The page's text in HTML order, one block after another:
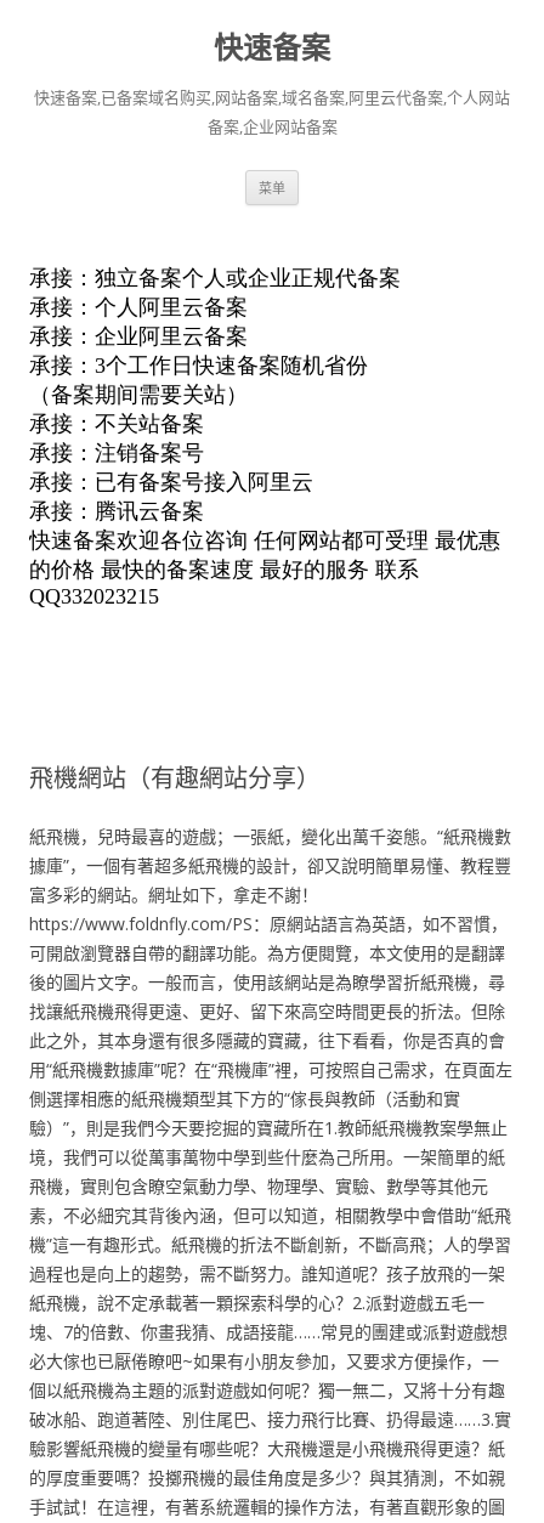
快速备案
快速备案,已备案域名购买,网站备案,域名备案,阿里云代备案,个人网站
备案,企业网站备案
菜单
飛機網站（有趣網站分享）
紙飛機，兒時最喜的遊戲；一張紙，變化出萬千姿態。“紙飛機數
據庫”，一個有著超多紙飛機的設計，卻又說明簡單易懂、教程豐
富多彩的網站。網址如下，拿走不謝！
https://www.foldnfly.com/PS：原網站語言為英語，如不習慣，
可開啟瀏覽器自帶的翻譯功能。為方便閱覽，本文使用的是翻譯
後的圖片文字。一般而言，使用該網站是為瞭學習折紙飛機，尋
找讓紙飛機飛得更遠、更好、留下來高空時間更長的折法。但除
此之外，其本身還有很多隱藏的寶藏，往下看看，你是否真的會
用“紙飛機數據庫”呢？在“飛機庫”裡，可按照自己需求，在頁面左
側選擇相應的紙飛機類型其下方的“傢長與教師（活動和實
驗）”，則是我們今天要挖掘的寶藏所在1.教師紙飛機教案學無止
境，我們可以從萬事萬物中學到些什麼為己所用。一架簡單的紙
飛機，實則包含瞭空氣動力學、物理學、實驗、數學等其他元
素，不必細究其背後內涵，但可以知道，相關教學中會借助“紙飛
機”這一有趣形式。紙飛機的折法不斷創新，不斷高飛；人的學習
過程也是向上的趨勢，需不斷努力。誰知道呢？孩子放飛的一架
紙飛機，說不定承載著一顆探索科學的心？2.派對遊戲五毛一
塊、7的倍數、你畫我猜、成語接龍……常見的團建或派對遊戲想
必大傢也已厭倦瞭吧~如果有小朋友參加，又要求方便操作，一
個以紙飛機為主題的派對遊戲如何呢？獨一無二，又將十分有趣
破冰船、跑道著陸、別住尾巴、接力飛行比賽、扔得最遠……3.實
驗影響紙飛機的變量有哪些呢？大飛機還是小飛機飛得更遠？紙
的厚度重要嗎？投擲飛機的最佳角度是多少？與其猜測，不如親
手試試！在這裡，有著系統邏輯的操作方法，有著直觀形象的圖